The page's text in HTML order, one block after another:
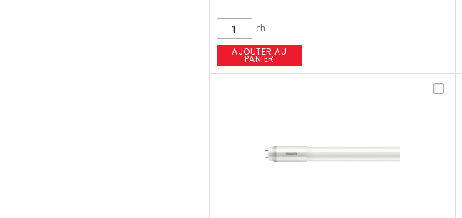
ch
AJOUTER AU
PANIER